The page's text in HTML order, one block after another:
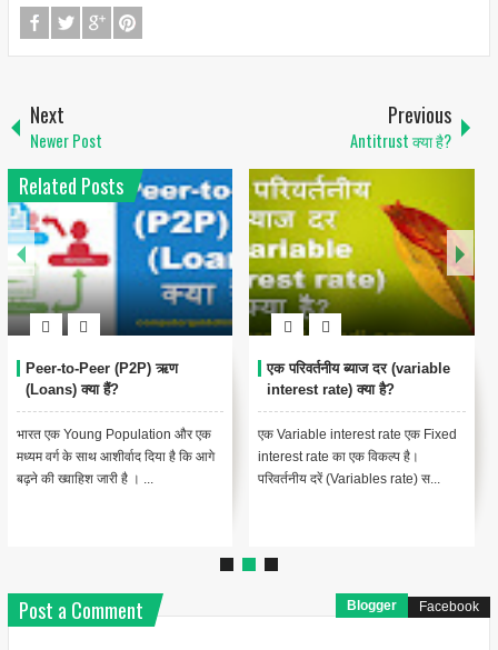
Next
Newer Post
Previous
Antitrust क्या है?
Related Posts
Peer-to-Peer (P2P) ऋण
(Loans) क्या हैं?
भारत एक Young Population और एक
मध्यम वर्ग के साथ आशीर्वाद दिया है कि आगे
बढ़ने की ख्वाहिश जारी है । ...
एक परिवर्तनीय ब्याज दर (variable
interest rate) क्या है?
एक Variable interest rate एक Fixed
interest rate का एक विकल्प है।
परिवर्तनीय दरें (Variables rate) स...
Post a Comment Blogger Facebook